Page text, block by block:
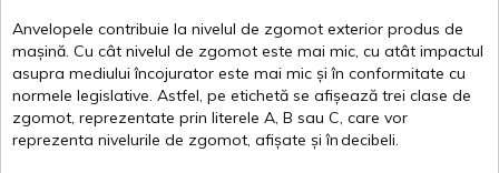
Anvelopele contribuie la nivelul de zgomot exterior produs de
mașină. Cu cât nivelul de zgomot este mai mic, cu atât impactul
asupra mediului încojurator este mai mic și în conformitate cu
normele legislative. Astfel, pe etichetă se afișează trei clase de
zgomot, reprezentate prin literele A, B sau C, care vor
reprezenta nivelurile de zgomot, afișate și îndecibeli.